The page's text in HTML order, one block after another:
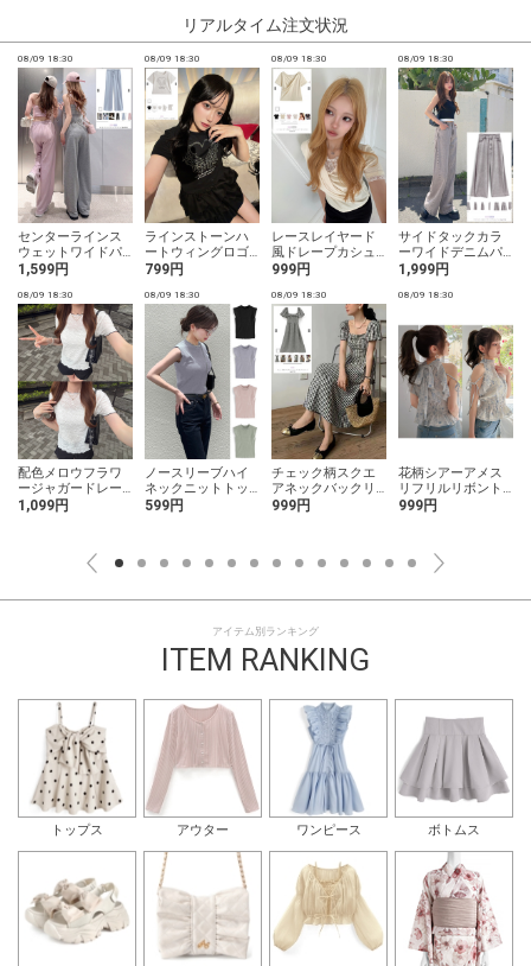
リアルタイム注文状況
08/09 18:30
センターラインス
ウェットワイドパ
ンツ
1,599円
08/09 18:30
ラインストーンハ
ートウィングロゴT
シャツ
799円
08/09 18:30
レースレイヤード
風ドレープカシュ
クールトップス
999円
08/09 18:30
サイドタックカラ
ーワイドデニムパ
ンツ
1,999円
08/09 18:30
配色メロウフラワ
ージャガードレー
ストップス
1,099円
08/09 18:30
ノースリーブハイ
ネックニットトッ
プス
599円
08/09 18:30
チェック柄スクエ
アネックバックリ
ボンワンピース
999円
08/09 18:30
花柄シアーアメス
リフリルリボント
ップス
999円
アイテム別ランキング
ITEM RANKING
トップス アウター ワンピース ボトムス